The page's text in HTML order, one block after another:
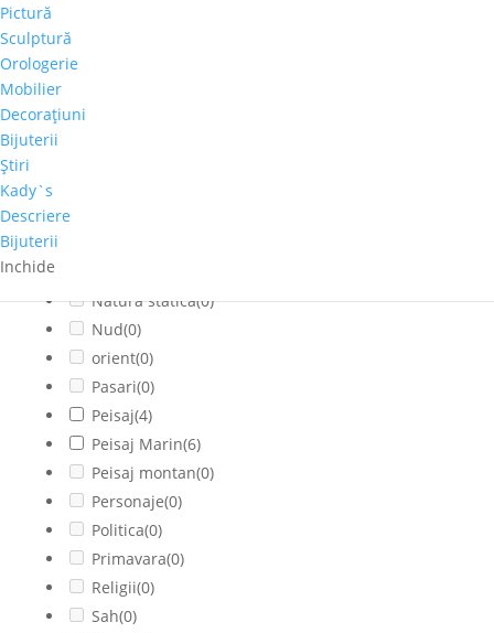
Pictură
Sculptură
Orologerie
Mobilier
Decoraţiuni
Bijuterii
Ştiri
Kady`s
Descriere
Bijuterii
Inchide
Natura statica(0)
Nud(0)
orient(0)
Pasari(0)
Peisaj(4)
Peisaj Marin(6)
Peisaj montan(0)
Personaje(0)
Politica(0)
Primavara(0)
Religii(0)
Sah(0)